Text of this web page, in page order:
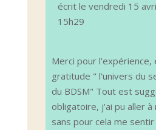
écrit le vendredi 15
15h29
Merci pour l'expérience,
gratitude " l'univers du
du BDSM" Tout est
obligatoire, j'ai pu aller à
sans pour cela me